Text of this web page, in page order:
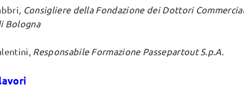
, Consigliere della Fondazione dei Dottori
Bologna
Responsabile Formazione Passepartout S.p.A.